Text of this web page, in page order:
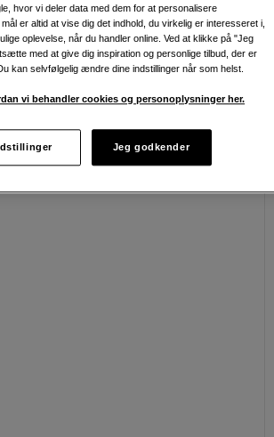
og ekspertrådgivning
Se flere tilbehør
hvor vi deler data med dem for at personalisere
er altid at vise dig det indhold, du virkelig er interesseret i,
oplevelse, når du handler online. Ved at klikke på "Jeg
med at give dig inspiration og personlige tilbud, der er
kan selvfølgelig ændre dine indstillinger når som helst.
vi behandler cookies og personoplysninger her.
Jeg godkender